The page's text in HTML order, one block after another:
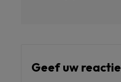
Geef uw reactie